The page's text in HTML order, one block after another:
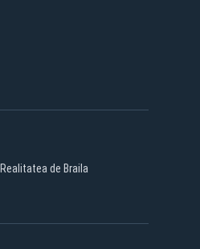
Realitatea de Braila